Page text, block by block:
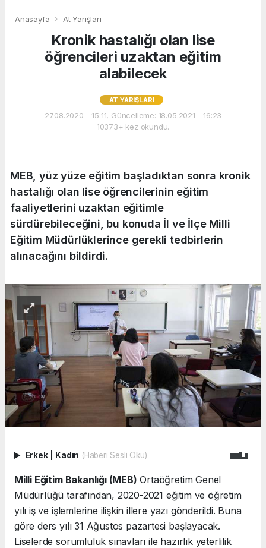
Anasayfa At Yarışları
Kronik hastalığı olan lise
öğrencileri uzaktan eğitim
alabilecek
AT YARIŞLARI
27.08.2020 - 15:11, Güncelleme: 18.05.2021 - 16:23
10373+ kez okundu.
MEB, yüz yüze eğitim başladıktan sonra kronik
hastalığı olan lise öğrencilerinin eğitim
faaliyetlerini uzaktan eğitimle
sürdürebileceğini, bu konuda İl ve İlçe Milli
Eğitim Müdürlüklerince gerekli tedbirlerin
alınacağını bildirdi.
Erkek Kadın (Haberi Sesli Oku)
Milli Eğitim Bakanlığı (MEB) Ortaöğretim Genel
Müdürlüğü tarafından, 2020-2021 eğitim ve öğretim
yılı iş ve işlemlerine ilişkin illere yazı gönderildi. Buna
göre ders yılı 31 Ağustos pazartesi başlayacak.
Liselerde sorumluluk sınavları ile hazırlık yeterlilik